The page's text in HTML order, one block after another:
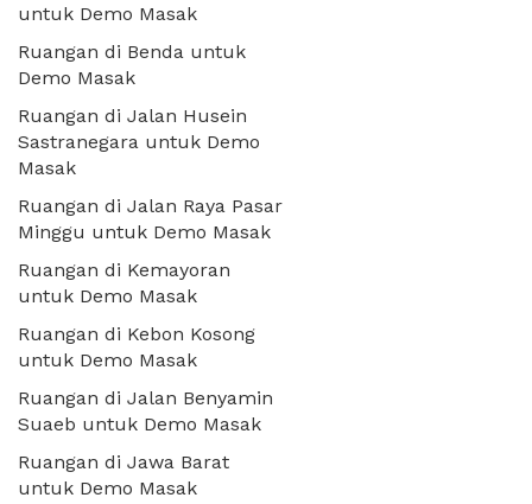
untuk Demo Masak
Ruangan di Benda untuk
Demo Masak
Ruangan di Jalan Husein
Sastranegara untuk Demo
Masak
Ruangan di Jalan Raya Pasar
Minggu untuk Demo Masak
Ruangan di Kemayoran
untuk Demo Masak
Ruangan di Kebon Kosong
untuk Demo Masak
Ruangan di Jalan Benyamin
Suaeb untuk Demo Masak
Ruangan di Jawa Barat
untuk Demo Masak